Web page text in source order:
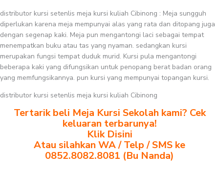
distributor kursi setenlis meja kursi kuliah Cibinong : Meja sungguh
diperlukan karena meja mempunyai alas yang rata dan ditopang juga
dengan segenap kaki. Meja pun mengantongi laci sebagai tempat
menempatkan buku atau tas yang nyaman. sedangkan kursi
merupakan fungsi tempat duduk murid. Kursi pula mengantongi
beberapa kaki yang difungsikan untuk penopang berat badan orang
yang memfungsikannya. pun kursi yang mempunyai topangan kursi.
distributor kursi setenlis meja kursi kuliah Cibinong
Tertarik beli Meja Kursi Sekolah kami? Cek
keluaran terbarunya!
Klik Disini
Atau silahkan WA / Telp / SMS ke
0852.8082.8081 (Bu Nanda)